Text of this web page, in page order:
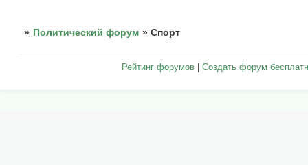
» Политический форум »Спорт
Рейтинг форумов |Создать форум